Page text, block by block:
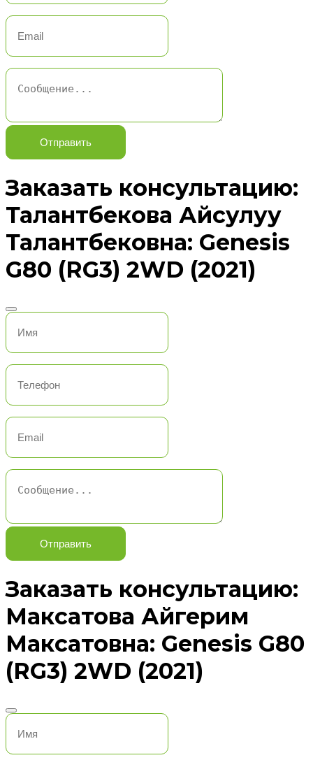
Отправить
Заказать консультацию:
Талантбекова Айсулуу
Талантбековна: Genesis
G80 (RG3) 2WD (2021)
Отправить
Заказать консультацию:
Максатова Айгерим
Максатовна: Genesis G80
(RG3) 2WD (2021)